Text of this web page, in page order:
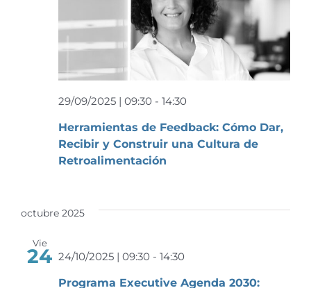
Herramientas de Feedback: Cómo Dar,
Recibir y Construir una Cultura de
Retroalimentación
29/09/2025 | 09:30 - 14:30
octubre 2025
Vie
24
Programa Executive Agenda 2030:
24/10/2025 | 09:30 - 14:30